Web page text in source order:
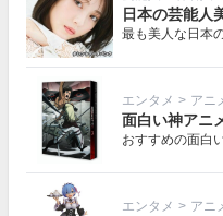
日本の芸能人
最も美人な日本
エンタメ > アニ
面白い神アニ
おすすめの面白
エンタメ > アニ